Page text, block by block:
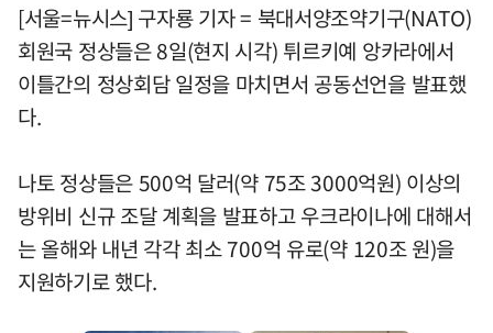
[서울=뉴시스] 구자룡 기자 = 북대서양조약기구(NATO)
회원국 정상들은 8일(현지 시각) 튀르키예 앙카라에서
이틀간의 정상회담 일정을 마치면서 공동선언을 발표했
다.
나토 정상들은 500억 달러(약 75조 3000억원) 이상의
방위비 신규 조달 계획을 발표하고 우크라이나에 대해서
는 올해와 내년 각각 최소 700억 유로(약 120조 원)을
지원하기로 했다.